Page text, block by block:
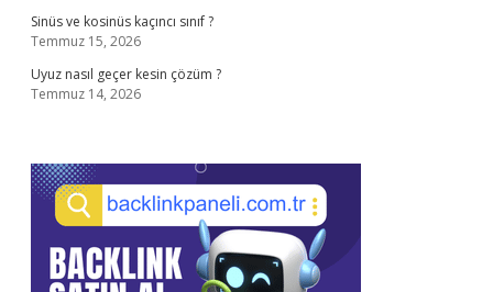
Sinüs ve kosinüs kaçıncı sınıf ?
Temmuz 15, 2026
Uyuz nasıl geçer kesin çözüm ?
Temmuz 14, 2026